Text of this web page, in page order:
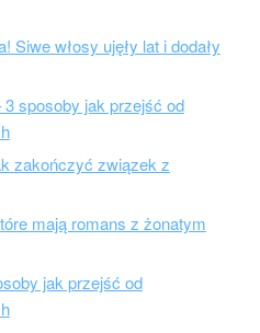
Siwe włosy ujęły lat i dodały
3 sposoby jak przejść od
zakończyć związek z
mają romans z żonatym
jak przejść od